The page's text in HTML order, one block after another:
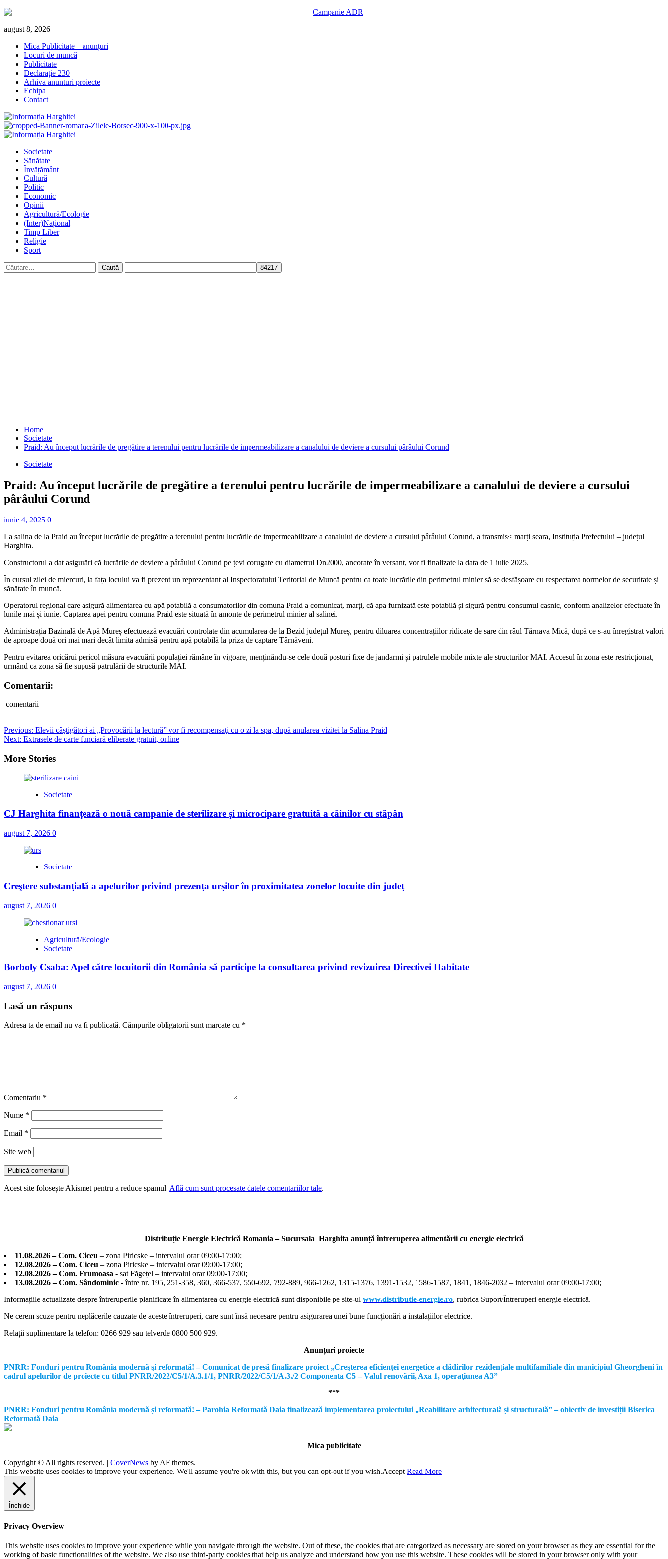
Skip
content
august 8, 2026
Mica Publicitate – anunțuri
Locuri de muncă
Publicitate
Declarație 230
Arhiva anunturi proiecte
Echipa
Contact
Primary
Societate
Sănătate
Învățământ
Cultură
Politic
Economic
Opinii
Agricultură/Ecologie
(Inter)Național
Timp Liber
Religie
Sport
Caută
după:
Home
Societate
Praid: Au început lucrările de pregătire a terenului pentru lucrările de impermeabilizare a canalului de deviere a cursului pârâului Corund
Societate
Praid: Au început lucrările de pregătire a terenului pentru lucrările de impermeabilizare a canalului de deviere a cursului
pârâului Corund
iunie 4, 2025 0
La salina de la Praid au început lucrările de pregătire a terenului pentru lucrările de impermeabilizare a canalului de deviere a cursului pârâului Corund, a transmis< marți seara, Instituția Prefectului – județul
Harghita.
Constructorul a dat asigurări că lucrările de deviere a pârâului Corund pe țevi corugate cu diametrul Dn2000, ancorate în versant, vor fi finalizate la data de 1 iulie 2025.
În cursul zilei de miercuri, la fața locului va fi prezent un reprezentant al Inspectoratului Teritorial de Muncă pentru ca toate lucrările din perimetrul minier să se desfășoare cu respectarea normelor de securitate și
sănătate în muncă.
Operatorul regional care asigură alimentarea cu apă potabilă a consumatorilor din comuna Praid a comunicat, marți, că apa furnizată este potabilă și sigură pentru consumul casnic, conform analizelor efectuate în
lunile mai și iunie. Captarea apei pentru comuna Praid este situată în amonte de perimetrul minier al salinei.
Administrația Bazinală de Apă Mureș efectuează evacuări controlate din acumularea de la Bezid județul Mureș, pentru diluarea concentrațiilor ridicate de sare din râul Târnava Mică, după ce s-au înregistrat valori
de aproape două ori mai mari decât limita admisă pentru apă potabilă la priza de captare Târnăveni.
Pentru evitarea oricărui pericol măsura evacuării populației rămâne în vigoare, menținându-se cele două posturi fixe de jandarmi și patrulele mobile mixte ale structurilor MAI. Accesul în zona este restricționat,
urmând ca zona să fie supusă patrulării de structurile MAI.
Comentarii:
comentarii
Post
navigation
Previous: Elevii câştigători ai „Provocării la lectură” vor fi recompensaţi cu o zi la spa, după anularea vizitei la Salina Praid
Next: Extrasele de carte funciară eliberate gratuit, online
More Stories
Societate
CJ Harghita finanţează o nouă campanie de sterilizare şi microcipare gratuită a câinilor cu stăpân
august 7, 2026 0
Societate
Creştere substanţială a apelurilor privind prezenţa urşilor în proximitatea zonelor locuite din judeţ
august 7, 2026 0
Agricultură/Ecologie
Societate
Borboly Csaba: Apel către locuitorii din România să participe la consultarea privind revizuirea Directivei Habitate
august 7, 2026 0
Lasă un răspuns
Adresa ta de email nu va fi publicată. Câmpurile obligatorii sunt marcate cu *
Comentariu *
Nume *
Email *
Site web
Acest site folosește Akismet pentru a reduce spamul. Află cum sunt procesate datele comentariilor tale.
Distribuție Energie Electrică Romania – Sucursala Harghita anunță întreruperea alimentării cu energie electrică
11.08.2026 – Com. Ciceu – zona Piricske – intervalul orar 09:00-17:00;
12.08.2026 – Com. Ciceu – zona Piricske – intervalul orar 09:00-17:00;
12.08.2026 – Com. Frumoasa - sat Făgețel – intervalul orar 09:00-17:00;
13.08.2026 – Com. Sândominic - între nr. 195, 251-358, 360, 366-537, 550-692, 792-889, 966-1262, 1315-1376, 1391-1532, 1586-1587, 1841, 1846-2032 – intervalul orar 09:00-17:00;
Informațiile actualizate despre întreruperile planificate în alimentarea cu energie electrică sunt disponibile pe site-ul www.distributie-energie.ro, rubrica Suport/Întreruperi energie electrică.
Ne cerem scuze pentru neplăcerile cauzate de aceste întreruperi, care sunt însă necesare pentru asigurarea unei bune funcționări a instalațiilor electrice.
Relații suplimentare la telefon: 0266 929 sau telverde 0800 500 929.
Anunțuri proiecte
PNRR: Fonduri pentru România modernă şi reformată! – Comunicat de presă finalizare proiect „Creşterea eficienţei energetice a clădirilor rezidenţiale multifamiliale din municipiul Gheorgheni în
cadrul apelurilor de proiecte cu titlul PNRR/2022/C5/1/A.3.1/1, PNRR/2022/C5/1/A.3./2 Componenta C5 – Valul renovării, Axa 1, operaţiunea A3”
***
PNRR: Fonduri pentru România modernă și reformată! – Parohia Reformată Daia finalizează implementarea proiectului „Reabilitare arhitecturală și structurală” – obiectiv de investiții Biserica
Reformată Daia
Mica publicitate
Copyright © All rights reserved. | CoverNews by AF themes.
This website uses cookies to improve your experience. We'll assume you're ok with this, but you can opt-out if you wish.Accept Read More
Închide
Privacy Overview
This website uses cookies to improve your experience while you navigate through the website. Out of these, the cookies that are categorized as necessary are stored on your browser as they are essential for the
working of basic functionalities of the website. We also use third-party cookies that help us analyze and understand how you use this website. These cookies will be stored in your browser only with your